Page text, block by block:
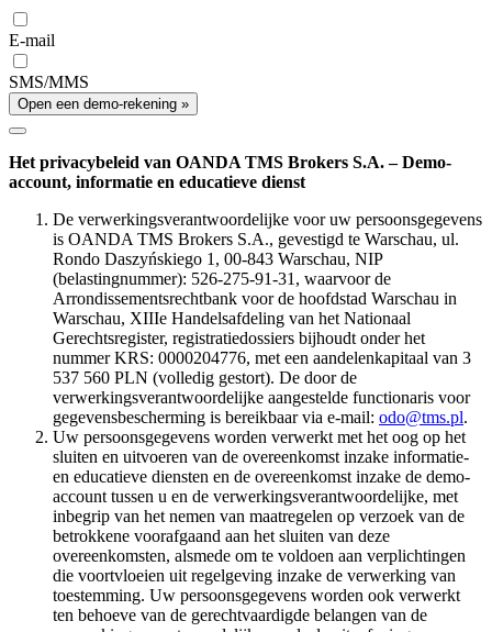
E-mail
SMS/MMS
Open een demo-rekening »
Het privacybeleid van OANDA TMS Brokers S.A. – Demo-
account, informatie en educatieve dienst
De verwerkingsverantwoordelijke voor uw persoonsgegevens
is OANDA TMS Brokers S.A., gevestigd te Warschau, ul.
Rondo Daszyńskiego 1, 00-843 Warschau, NIP
(belastingnummer): 526-275-91-31, waarvoor de
Arrondissementsrechtbank voor de hoofdstad Warschau in
Warschau, XIIIe Handelsafdeling van het Nationaal
Gerechtsregister, registratiedossiers bijhoudt onder het
nummer KRS: 0000204776, met een aandelenkapitaal van 3
537 560 PLN (volledig gestort). De door de
verwerkingsverantwoordelijke aangestelde functionaris voor
gegevensbescherming is bereikbaar via e-mail: odo@tms.pl.
Uw persoonsgegevens worden verwerkt met het oog op het
sluiten en uitvoeren van de overeenkomst inzake informatie-
en educatieve diensten en de overeenkomst inzake de demo-
account tussen u en de verwerkingsverantwoordelijke, met
inbegrip van het nemen van maatregelen op verzoek van de
betrokkene voorafgaand aan het sluiten van deze
overeenkomsten, alsmede om te voldoen aan verplichtingen
die voortvloeien uit regelgeving inzake de verwerking van
toestemming. Uw persoonsgegevens worden ook verwerkt
ten behoeve van de gerechtvaardigde belangen van de